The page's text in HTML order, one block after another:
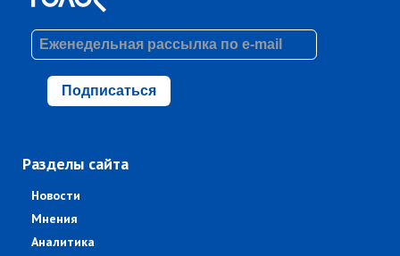
Подписаться
Разделы сайта
Новости
Мнения
Аналитика